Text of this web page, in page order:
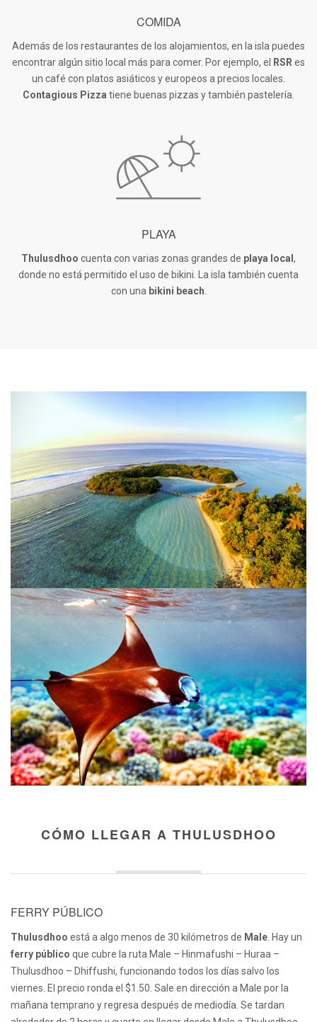
COMIDA
Además de los restaurantes de los alojamientos, en la isla puedes
encontrar algún sitio local más para comer. Por ejemplo, el
RSR es
un café con platos asiáticos y europeos a precios locales.
Contagious Pizza tiene buenas pizzas y también pastelería.
PLAYA
Thulusdhoo cuenta con varias zonas grandes de playa local ,
donde no está permitido el uso de bikini. La isla también cuenta
con una bikini beach
CÓMO LLEGAR A THULUSDHOO
FERRY PÚBLICO
Thulusdhoo está a algo menos de 30 kilómetros de Male . Hay un
ferry público que cubre la ruta Male – Hinmafushi – Huraa –
Thulusdhoo – Dhiffushi, funcionando todos los días salvo los
viernes. El precio ronda el $1.50. Sale en dirección a Male por la
mañana temprano y regresa después de mediodía. Se tardan